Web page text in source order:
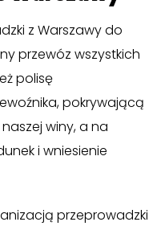
z Warszawy do
przewóz wszystkich
polisę
pokrywającą
winy, a na
i wniesienie
przeprowadzki